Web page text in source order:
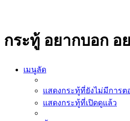
กระทู้ อยากบอก อ
เมนูลัด
แสดงกระทู้ที่ยังไม่มีการต
แสดงกระทู้ที่เปิดดูแล้ว